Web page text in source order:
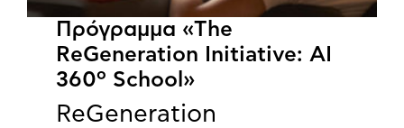
Πρόγραμμα «The
ReGeneration Initiative: AI
360º School»
ReGeneration